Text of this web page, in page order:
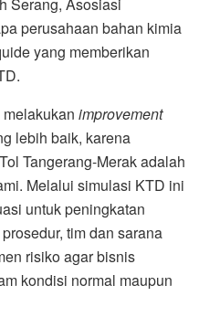
Serang, Asosiasi
perusahaan bahan kimia
yang memberikan
improvement
lebih baik, karena
Tangerang-Merak adalah
Melalui simulasi KTD ini
untuk peningkatan
tim dan sarana
risiko agar bisnis
kondisi normal maupun